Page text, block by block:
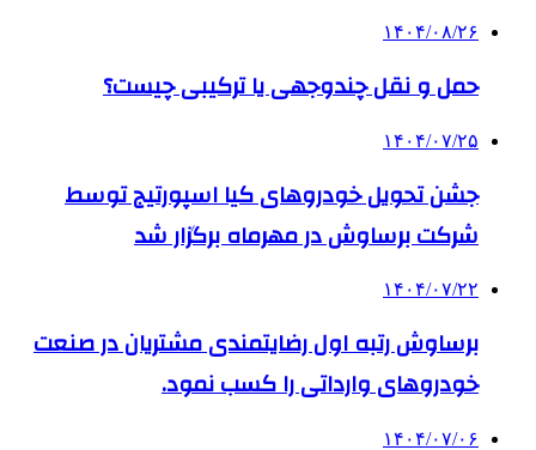
۱۴۰۴/۰۸/۲۶
حمل و نقل چندوجهی یا ترکیبی چیست؟
۱۴۰۴/۰۷/۲۵
جشن تحویل خودروهای کیا اسپورتیج توسط
شرکت برساوش در مهرماه برگزار شد
۱۴۰۴/۰۷/۲۲
برساوش رتبه اول رضایتمندی مشتریان در صنعت
خودروهای وارداتی را کسب نمود.
۱۴۰۴/۰۷/۰۶